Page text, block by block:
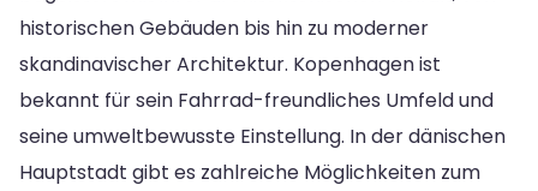
historischen Gebäuden bis hin zu moderner
skandinavischer Architektur. Kopenhagen ist
bekannt für sein Fahrrad-freundliches Umfeld und
seine umweltbewusste Einstellung. In der dänischen
Hauptstadt gibt es zahlreiche Möglichkeiten zum